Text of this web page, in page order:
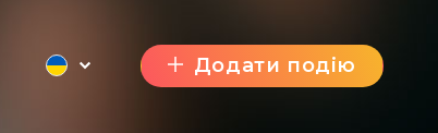
Додати подію